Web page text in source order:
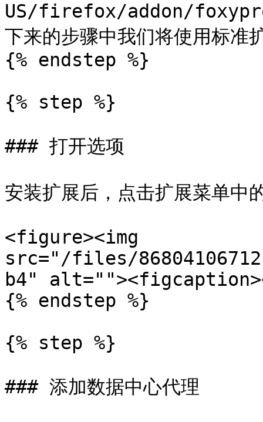
US/firefox/addon/
下来的步骤中我们将使用标准
{% endstep %}
{% step %}
### 打开选项
安装扩展后，点击扩展菜单
<figure><img
src="/files/
b4"
{% endstep %}
{% step %}
### 添加数据中心代理